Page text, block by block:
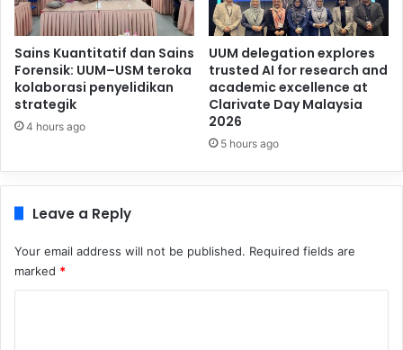
Sains Kuantitatif dan Sains
Forensik: UUM–USM teroka
kolaborasi penyelidikan
strategik
4 hours ago
UUM delegation explores
trusted AI for research and
academic excellence at
Clarivate Day Malaysia
2026
5 hours ago
Leave a Reply
Your email address will not be published. Required fields are
marked *